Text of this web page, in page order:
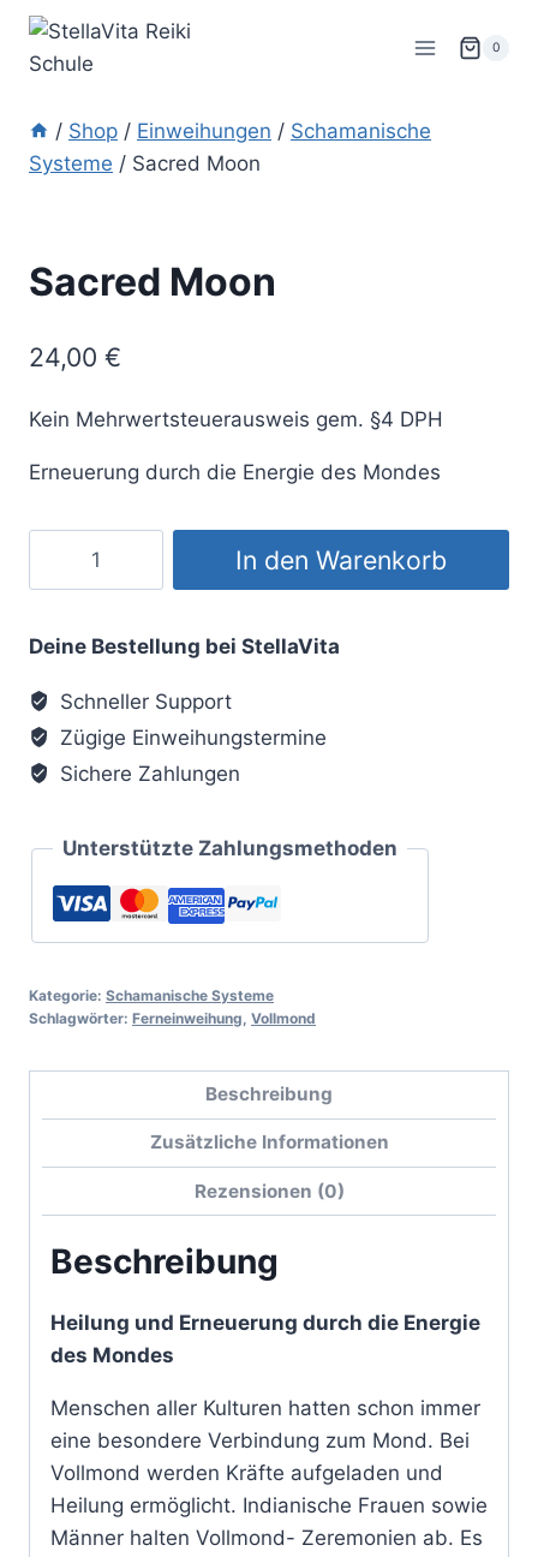
Zum
springen
0
/ Shop / Einweihungen / Schamanische
Systeme / Sacred Moon
Sacred Moon
24,00 €
Kein Mehrwertsteuerausweis gem. §4 DPH
Erneuerung durch die Energie des Mondes
In den Warenkorb
Deine Bestellung bei StellaVita
Schneller Support
Zügige Einweihungstermine
Sichere Zahlungen
Unterstützte Zahlungsmethoden
Kategorie: Schamanische Systeme
Schlagwörter: Ferneinweihung Vollmond
Beschreibung
Zusätzliche Informationen
Rezensionen (0)
Beschreibung
Heilung und Erneuerung durch die Energie
des Mondes
Menschen aller Kulturen hatten schon immer
eine besondere Verbindung zum Mond. Bei
Vollmond werden Kräfte aufgeladen und
Heilung ermöglicht. Indianische Frauen sowie
Männer halten Vollmond- Zeremonien ab. Es